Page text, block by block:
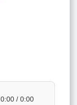
0:00 / 0:00